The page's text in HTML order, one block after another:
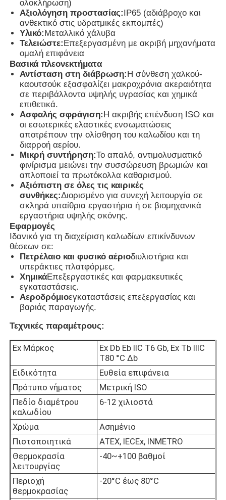
Γύρος εργοστασίων
Ποιοτικός έλεγχος
επαφή
Ζητήστε ένα απόσπασμα
Explosionproof φωτισμός
Explosionproof φως συναγερμών
ανεμιστήρας με προστασία από έκρηξη
Πυροσβεστικό κουτί
αντιεκρηκτικός διακόπτης
explosionproof βούλωμα και υποδοχή
ολοκλήρωση)
Αξιολόγηση προστασίας:IP65 (αδιάβροχο και
ανθεκτικό στις υδρατμικές εκπομπές)
Υλικό:Μεταλλικό χάλυβα
Τελειώστε:Επεξεργασμένη με ακριβή μηχανήματα
ομαλή επιφάνεια
Βασικά πλεονεκτήματα
Αντίσταση στη διάβρωση:Η σύνθεση χαλκού-
καουτσούκ εξασφαλίζει μακροχρόνια ακεραιότητα
σε περιβάλλοντα υψηλής υγρασίας και χημικά
επιθετικά.
Ασφαλής σφράγιση:Η ακριβής επένδυση ISO και
οι εσωτερικές ελαστικές ενσωματώσεις
αποτρέπουν την ολίσθηση του καλωδίου και τη
διαρροή αερίου.
Μικρή συντήρηση:Το απαλό, αντιμολυσματικό
φινίρισμα μειώνει την συσσώρευση βρωμιών και
απλοποιεί τα πρωτόκολλα καθαρισμού.
Αξιόπιστη σε όλες τις καιρικές
συνθήκες:Διορισμένο για συνεχή λειτουργία σε
σκληρά υπαίθρια εργαστήρια ή σε βιομηχανικά
εργαστήρια υψηλής σκόνης.
Εφαρμογές
Ιδανικό για τη διαχείριση καλωδίων επικίνδυνων
θέσεων σε:
Πετρέλαιο και φυσικό αέριοδιυλιστήρια και
υπεράκτιες πλατφόρμες.
ΧημικάΕπεξεργαστικές και φαρμακευτικές
εγκαταστάσεις.
Αεροδρόμιοεγκαταστάσεις επεξεργασίας και
βαριάς παραγωγής.
Τεχνικές παραμέτρους:
Ex Μάρκος
Ex Db Eb IIC T6 Gb, Ex Tb IIIC
T80 °C Δb
Ειδικότητα
Ευθεία επιφάνεια
Πρότυπο νήματος
Μετρική ISO
Πεδίο διαμέτρου
καλωδίου
6-12 χιλιοστά
Χρώμα
Ασημένιο
Πιστοποιητικά
ATEX, IECEx, INMETRO
Θερμοκρασία
λειτουργίας
-40~+100 βαθμοί
Περιοχή
θερμοκρασίας
-20°C έως 80°C